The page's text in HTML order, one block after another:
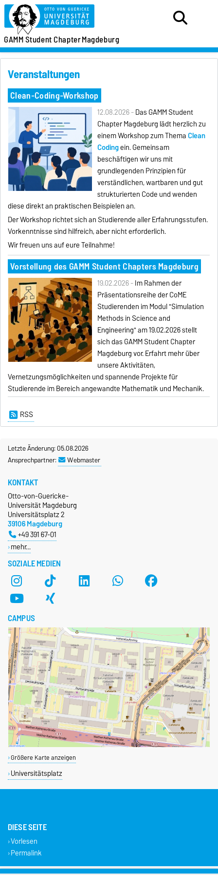
GAMMStudent ChapterMagdeburg
Veranstaltungen
Clean-Coding-Workshop
12.08.2026 -Das GAMM Student
Chapter Magdeburg lädt herzlich zu
einem Workshop zum ThemaClean
Codingein. Gemeinsam
beschäftigen wir uns mit
grundlegenden Prinzipien für
verständlichen, wartbaren und gut
strukturierten Code und wenden
diese direkt an praktischen Beispielen an.
Der Workshop richtet sich an Studierende aller Erfahrungsstufen.
Vorkenntnisse sind hilfreich, aber nicht erforderlich.
Wir freuen uns auf eure Teilnahme!
Vorstellung des GAMM Student Chapters Magdeburg
19.02.2026 -Im Rahmen der
Präsentationsreihe der CoME
Studierenden im Modul "Simulation
Methods in Science and
Engineering" am 19.02.2026 stellt
sich das GAMM Student Chapter
Magdeburg vor. Erfahrt mehr über
unsere Aktivitäten,
Vernetzungsmöglichkeiten und spannende Projekte für
Studierende im Bereich angewandte Mathematik und Mechanik.
RSS
Letzte Änderung: 05.08.2026
Ansprechpartner:
Webmaster
SOZIALE MEDIEN
KONTAKT
Otto-von-Guericke-
Universität Magdeburg
Universitätsplatz 2
39106 Magdeburg
+49 391 67-01
mehr…
CAMPUS
Größere Karte anzeigen
Universitätsplatz
DIESE SEITE
Vorlesen
Permalink